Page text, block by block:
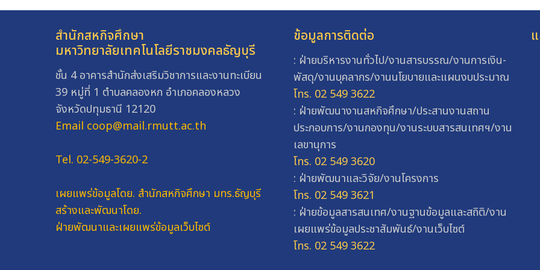
สำนักสหกิจศึกษา
มหาวิทยาลัยเทคโนโลยีราชมงคลธัญบุรี
ชั้น 4 อาคารสำนักส่งเสริมวิชาการและงานทะเบียน
39 หมู่ที่ 1 ตำบลคลองหก อำเภอคลองหลวง
จังหวัดปทุมธานี 12120
Email coop@mail.rmutt.ac.th
Tel. 02-549-3620-2
เผยแพร่ข้อมูลโดย. สำนักสหกิจศึกษา มทร.ธัญบุรี
สร้างและพัฒนาโดย.
ฝ่ายพัฒนาและเผยแพร่ข้อมูลเว็บไซต์
ข้อมูลการติดต่อ
: ฝ่ายบริหารงานทั่วไป/งานสารบรรณ/งานการเงิน-
พัสดุ/งานบุคลากร/งานนโยบายและแผนงบประมาณ
โทร. 02 549 3622
: ฝ่ายพัฒนางานสหกิจศึกษา/ประสานงานสถาน
ประกอบการ/งานกองทุน/งานระบบสารสนเทศฯ/งาน
เลขานุการ
โทร. 02 549 3620
: ฝ่ายพัฒนาและวิจัย/งานโครงการ
โทร. 02 549 3621
: ฝ่ายข้อมูลสารสนเทศ/งานฐานข้อมูลและสถิติ/งาน
เผยแพร่ข้อมูลประชาสัมพันธ์/งานเว็บไซต์
โทร. 02 549 3622